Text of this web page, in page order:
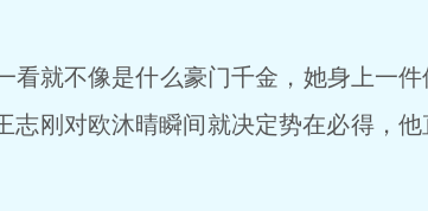
就不像是什么豪门千金，她身上一
志刚对欧沐晴瞬间就决定势在必得，